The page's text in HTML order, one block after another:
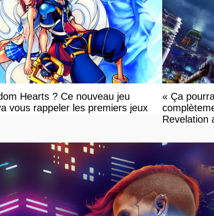
Hearts ? Ce nouveau jeu
vous rappeler les premiers jeux
« Ça
Revelation